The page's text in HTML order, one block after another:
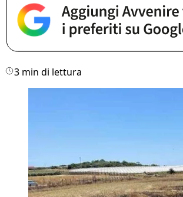
3 min di lettura